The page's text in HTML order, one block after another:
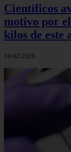
Científicos
motivo por
kilos de
16/02/2026